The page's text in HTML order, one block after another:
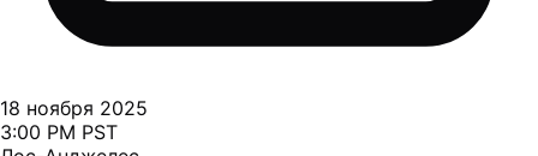
18 ноября 2025
3:00 PM PST